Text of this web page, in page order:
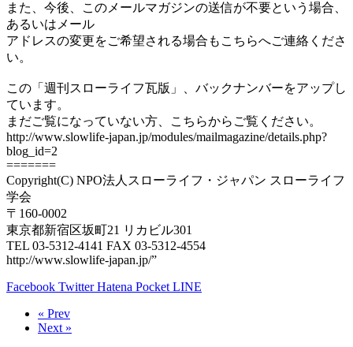
また、今後、このメールマガジンの送信が不要という場合、
あるいはメール
アドレスの変更をご希望される場合もこちらへご連絡くださ
い。
この「週刊スローライフ瓦版」、バックナンバーをアップし
ています。
まだご覧になっていない方、こちらからご覧ください。
http://www.slowlife-japan.jp/modules/mailmagazine/details.php?
blog_id=2
=======
Copyright(C) NPO法人スローライフ・ジャパン スローライフ
学会
〒160-0002
東京都新宿区坂町21 リカビル301
TEL 03-5312-4141 FAX 03-5312-4554
http://www.slowlife-japan.jp/”
Facebook TwitterHatena Pocket LINE
« Prev
Next »